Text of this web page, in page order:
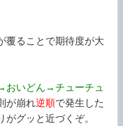
覆ることで期待度が大
おいどん→チューチュ
が崩れ逆順で発生した
がグッと近づくぞ。